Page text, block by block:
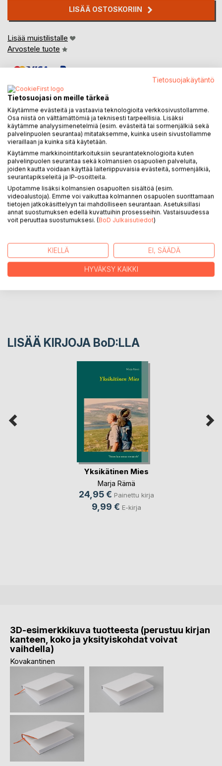
LISÄÄ OSTOSKORIIN
Lisää muistilistalle
Arvostele tuote
KUVAUS
Kirja kertoo vaatimattomasta ylioistomiehestä, jolla on ollut
oma salainen sivupersoonansa. Se on ollut hänen
rinnallakulkijansa lapsuudesta vanhuuteen. Nämä
muistelmat ovat hänen viimeisen elinvuotensa aikana
muistiinmerkityt.
KIRJAILIJA
LEHDISTÖARVOSTELUT
LUKIJA-ARVOSTELUT
LISÄÄ KIRJOJA BoD:LLA
Yksikätinen Mies
Marja Rämä
24,95 € Painettu kirja
9,99 € E-kirja
3D-esimerkkikuva tuotteesta (perustuu kirjan
kanteen, koko ja yksityiskohdat voivat
vaihdella)
Kovakantinen
Tietosuojakäytäntö
Tietosuojasi on meille tärkeä
Käytämme evästeitä ja vastaavia teknologioita verkkosivustollamme.
Osa niistä on välttämättömiä ja teknisesti tarpeellisia. Lisäksi
käytämme analyysimenetelmiä (esim. evästeitä tai sormenjälkiä sekä
palvelinpuolen seurantaa) mitataksemme, kuinka usein sivustollamme
vieraillaan ja kuinka sitä käytetään.
Käytämme markkinointitarkoituksiin seurantateknologioita kuten
palvelinpuolen seurantaa sekä kolmansien osapuolien palveluita,
joiden kautta voidaan käyttää laiteriippuvaisia evästeitä, sormenjälkiä,
seurantapikseleitä ja IP-osoitteita.
Upotamme lisäksi kolmansien osapuolten sisältöä (esim.
videoalustoja). Emme voi vaikuttaa kolmannen osapuolen suorittamaan
tietojen jatkokäsittelyyn tai mahdolliseen seurantaan. Asetuksillasi
annat suostumuksen edellä kuvattuihin prosesseihin. Vastaisuudessa
voit peruuttaa suostumuksesi. (BoD Julkaisutiedot)
KIELLÄ EI, SÄÄDÄ
HYVÄKSY KAIKKI